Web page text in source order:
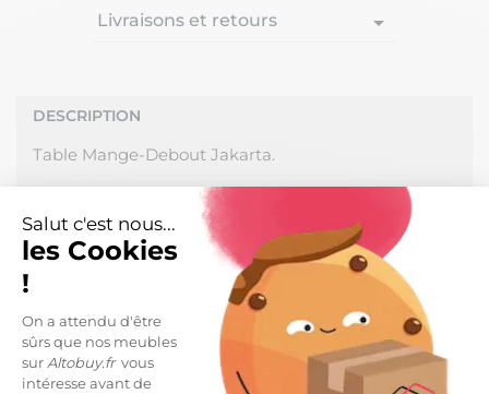
Salut c'est nous...
les Cookies
!
On a attendu d'être
sûrs que nos meubles
surAltobuy.frvous
intéresse avant de
Livraisons et retours arrow_drop_down
DESCRIPTION
Table Mange-Debout Jakarta.
En extérieur ou en intérieur, elle donnera un côté
exotique à votre coin bar. Votre terrasse prend un air
de vacances !
Structure en acier coloris noir.
Tressage plateau inférieur en polyéthylène coloris
marron.
Plateau en verre transparent.